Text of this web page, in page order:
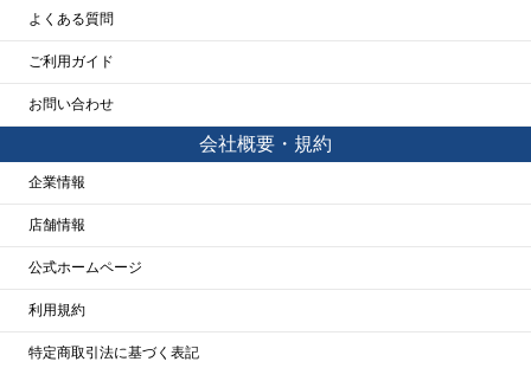
よくある質問
ご利用ガイド
お問い合わせ
会社概要・規約
企業情報
店舗情報
公式ホームページ
利用規約
特定商取引法に基づく表記